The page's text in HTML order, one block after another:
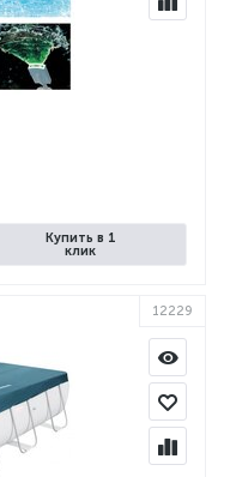
Купить в 1
клик
12229